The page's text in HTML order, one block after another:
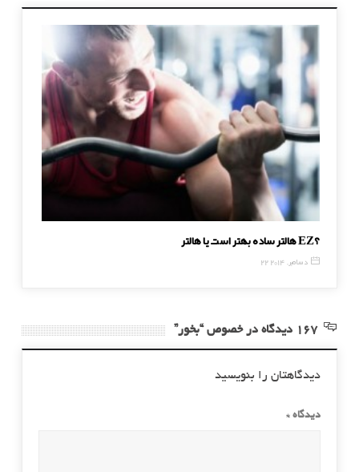
هالتر ساده بهتر است یا هالتر EZ؟
22 دسامبر, 2014
167 دیدگاه در خصوص “بخور”
دیدگاهتان را بنویسید
دیدگاه *